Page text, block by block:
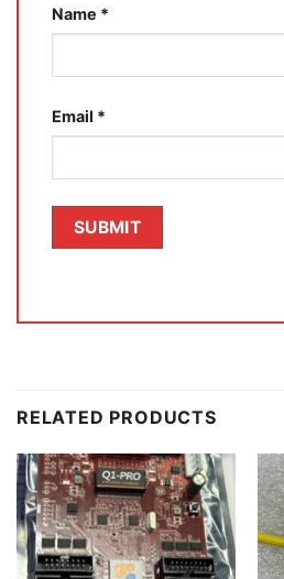
Name *
Email *
RELATED PRODUCTS